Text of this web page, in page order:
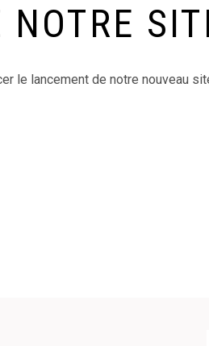
NOTRE
le lancement de notre nouveau